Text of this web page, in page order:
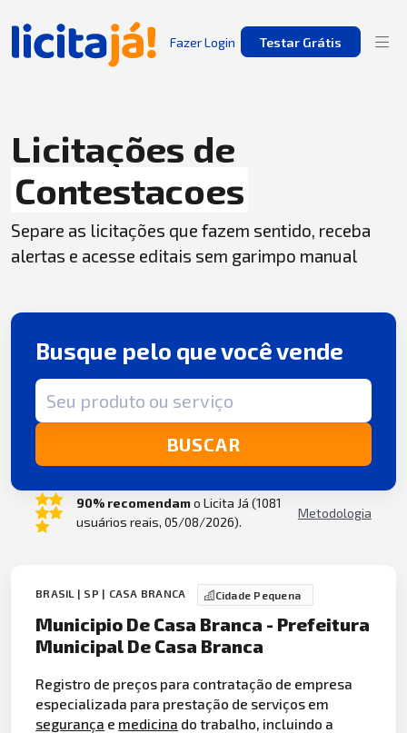
Fazer Login Testar Grátis
Licitações de
Contestacoes
Separe as licitações que fazem sentido, receba
alertas e acesse editais sem garimpo manual
Busque pelo que você vende
Termo de busca
BUSCAR
90% recomendamo Licita Já (1081
usuários reais, 05/08/2026).
Metodologia
BRASIL | SP | CASA BRANCA Cidade Pequena
Municipio De Casa Branca - Prefeitura
Municipal De Casa Branca
Registro de preços para contratação de empresa
especializada para prestação de serviços em
segurança e medicina do trabalho, incluindo a